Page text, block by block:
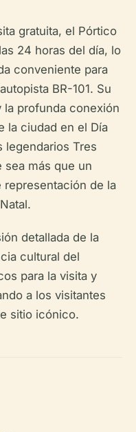
gratuita, el Pórtico
24 horas del día, lo
conveniente para
BR-101. Su
la profunda conexión
la ciudad en el Día
legendarios Tres
sea más que un
representación de la
detallada de la
cultural del
para la visita y
a los visitantes
sitio icónico.